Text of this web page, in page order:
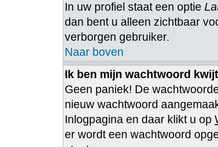
In uw profiel staat een optie
dan bent u alleen zichtbaar
verborgen gebruiker.
Naar boven
Ik ben mijn wachtwoord
Geen paniek! De
nieuw wachtwoord
Inlogpagina en daar klikt u op
er wordt een wachtwoord